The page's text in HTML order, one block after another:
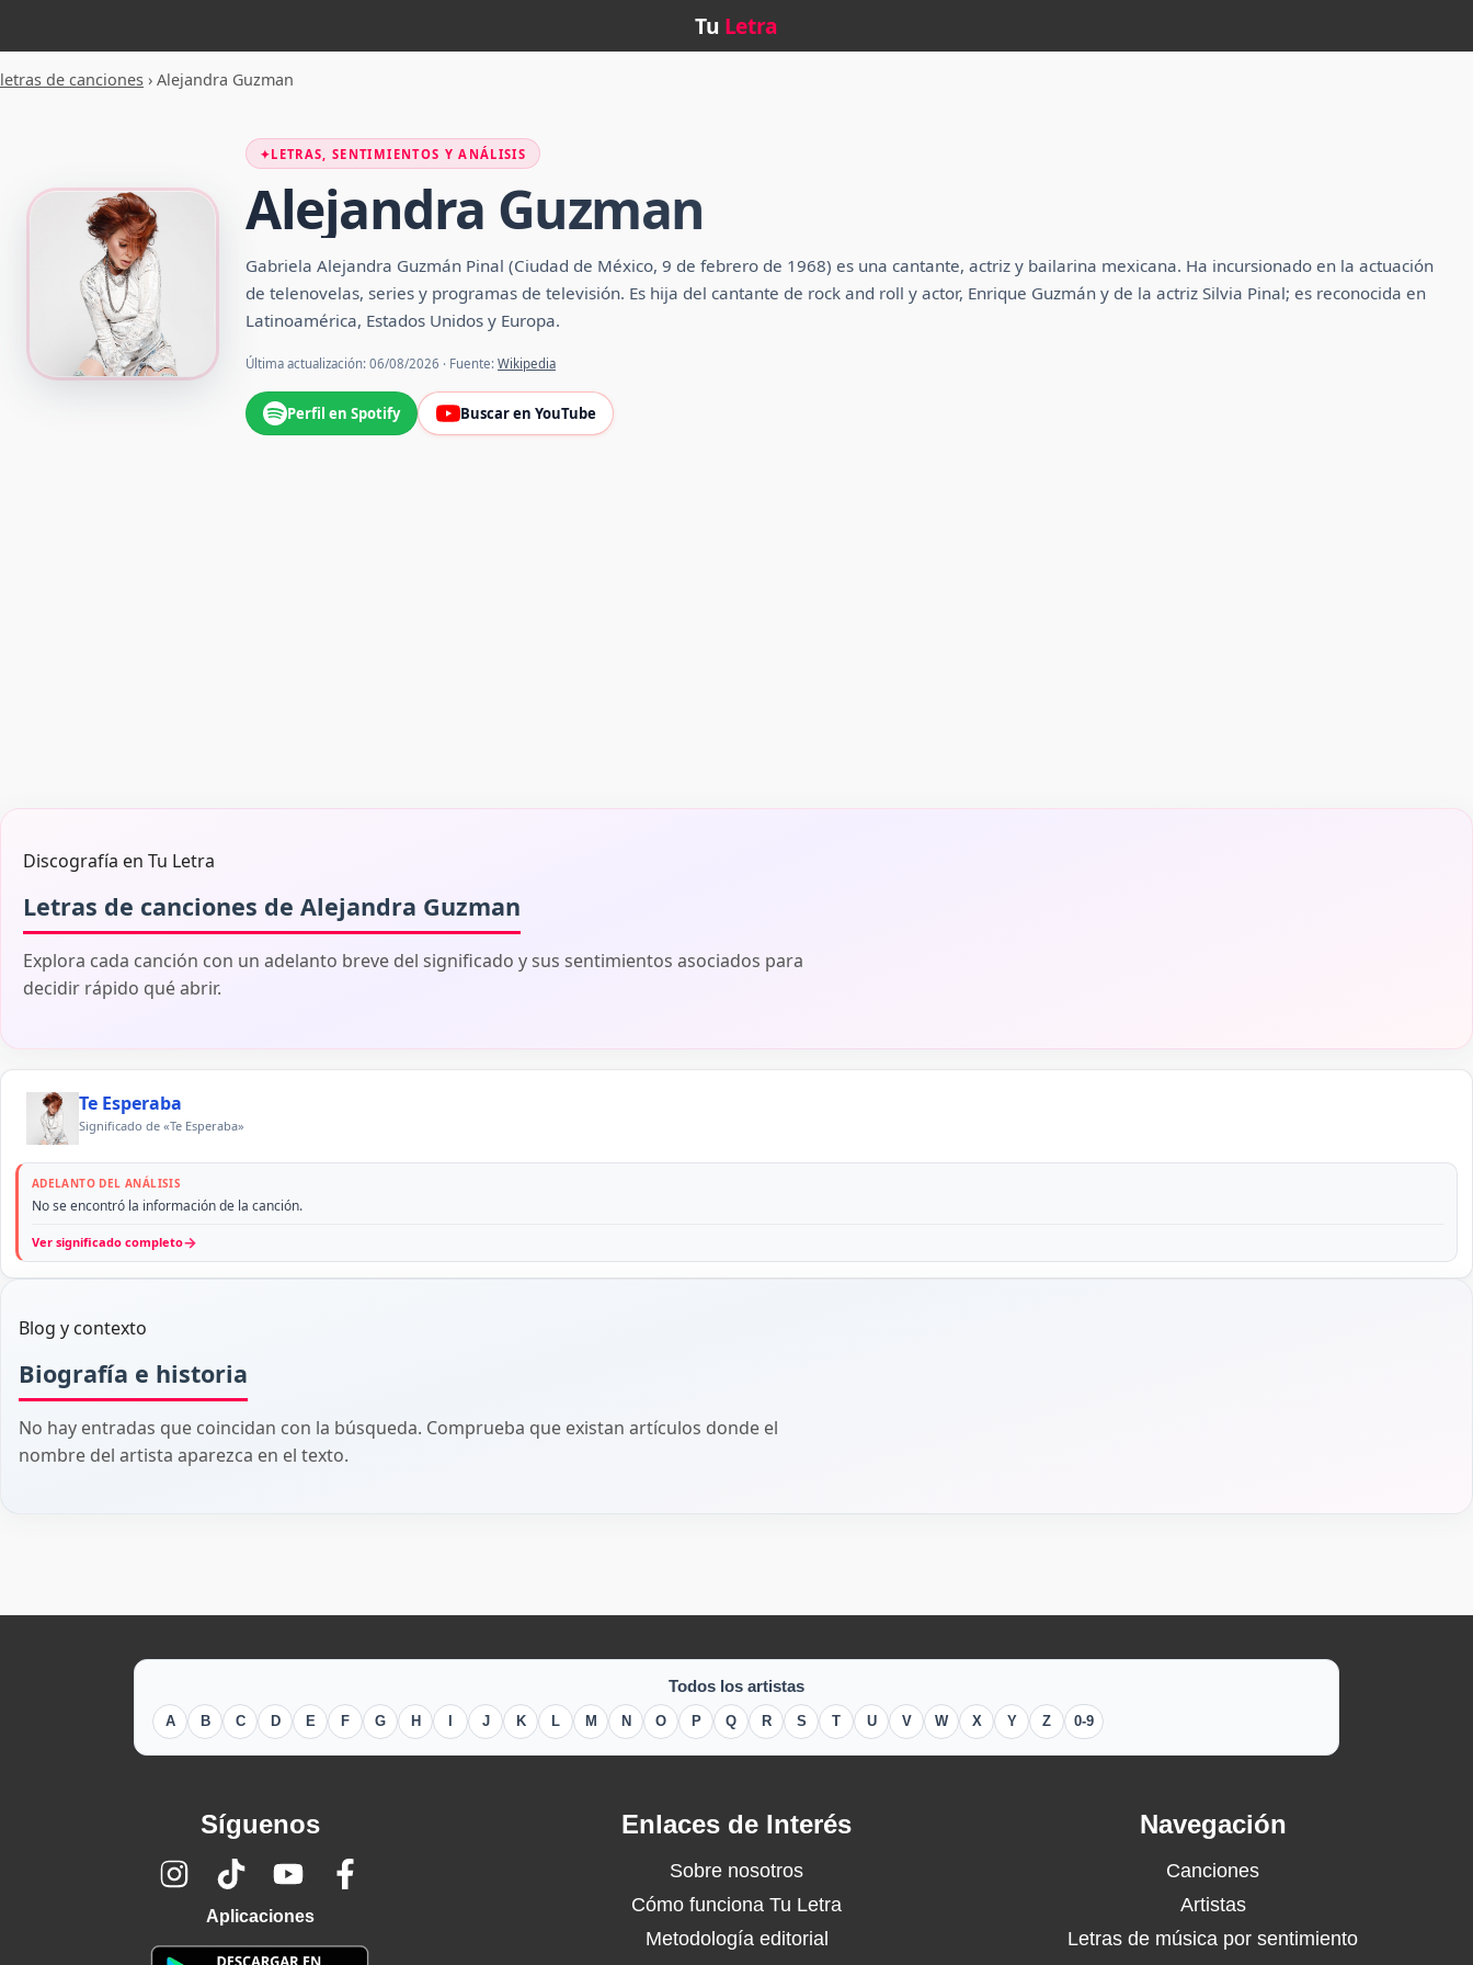
Tu Letra
letras de canciones › Alejandra Guzman
✦LETRAS, SENTIMIENTOS Y ANÁLISIS
Alejandra Guzman
Gabriela Alejandra Guzmán Pinal (Ciudad de México, 9 de febrero de 1968) es una cantante, actriz y bailarina mexicana. Ha incursionado en la actuación
de telenovelas, series y programas de televisión. Es hija del cantante de rock and roll y actor, Enrique Guzmán y de la actriz Silvia Pinal; es reconocida en
Latinoamérica, Estados Unidos y Europa.
Última actualización: 06/08/2026 · Fuente: Wikipedia
Perfil en Spotify Buscar en YouTube
Discografía en Tu Letra
Letras de canciones de Alejandra Guzman
Explora cada canción con un adelanto breve del significado y sus sentimientos asociados para
decidir rápido qué abrir.
Te Esperaba
Significado de «Te Esperaba»
ADELANTO DEL ANÁLISIS
No se encontró la información de la canción.
Ver significado completo→
Blog y contexto
Biografía e historia
No hay entradas que coincidan con la búsqueda. Comprueba que existan artículos donde el
nombre del artista aparezca en el texto.
Todos los artistas
A B C D E F G H J K L M N O P Q R S T U V W X Y Z 0-9
Síguenos
Aplicaciones
Enlaces de Interés
Sobre nosotros
Cómo funciona Tu Letra
Metodología editorial
Navegación
Canciones
Artistas
Letras de música por sentimiento